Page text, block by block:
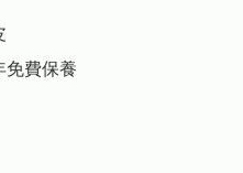
免費保養